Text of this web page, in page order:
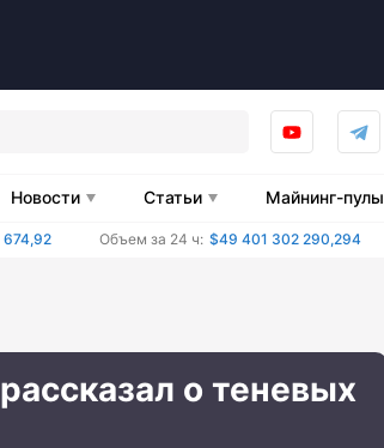
Новости Статьи Майнинг-пулы
674,92 Объем за 24 ч: $49 401 302 290,294
о теневых